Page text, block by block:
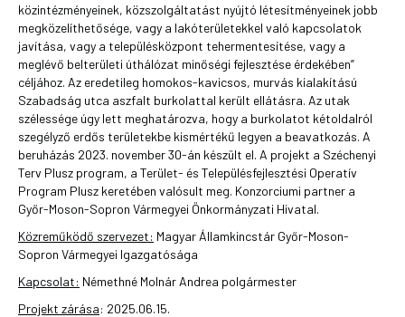
közintézményeinek, közszolgáltatást nyújtó létesítményeinek jobb
megközelíthetősége, vagy a lakóterületekkel való kapcsolatok
javítása, vagy a településközpont tehermentesítése, vagy a
meglévő belterületi úthálózat minőségi fejlesztése érdekében”
céljához. Az eredetileg homokos-kavicsos, murvás kialakítású
Szabadság utca aszfalt burkolattal került ellátásra. Az utak
szélessége úgy lett meghatározva, hogy a burkolatot kétoldalról
szegélyző erdős területekbe kismértékű legyen a beavatkozás. A
beruházás 2023. november 30-án készült el. A projekt a Széchenyi
Terv Plusz program, a Terület- és Településfejlesztési Operatív
Program Plusz keretében valósult meg. Konzorciumi partner a
Győr-Moson-Sopron Vármegyei Önkormányzati Hivatal.
Közreműködő szervezet: Magyar Államkincstár Győr-Moson-
Sopron Vármegyei Igazgatósága
Kapcsolat: Némethné Molnár Andrea polgármester
Projekt zárása: 2025.06.15.